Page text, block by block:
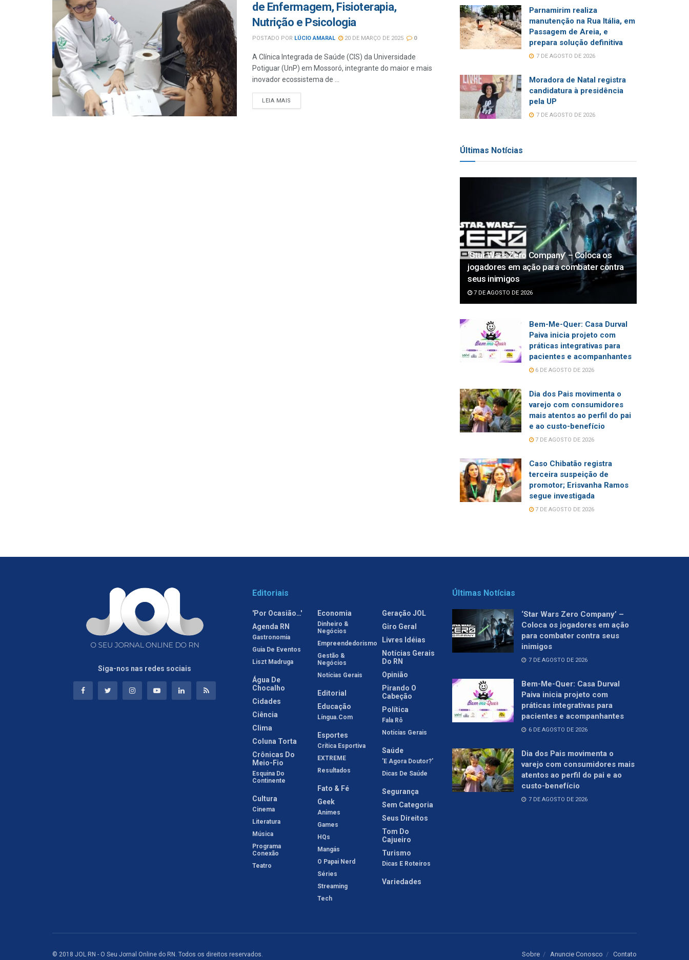
de Enfermagem, Fisioterapia,
Nutrição e Psicologia
POSTADO POR LÚCIO AMARAL 20 DE MARÇO DE 2025 0
A Clínica Integrada de Saúde (CIS) da Universidade
Potiguar (UnP) em Mossoró, integrante do maior e mais
inovador ecossistema de ...
LEIA MAIS
Parnamirim realiza
manutenção na Rua Itália, em
Passagem de Areia, e
prepara solução definitiva
7 DE AGOSTO DE 2026
Moradora de Natal registra
candidatura à presidência
pela UP
7 DE AGOSTO DE 2026
Últimas Notícias
‘Star Wars Zero Company’ – Coloca os
jogadores em ação para combater contra
seus inimigos
7 DE AGOSTO DE 2026
Bem-Me-Quer: Casa Durval
Paiva inicia projeto com
práticas integrativas para
pacientes e acompanhantes
6 DE AGOSTO DE 2026
Dia dos Pais movimenta o
varejo com consumidores
mais atentos ao perfil do pai
e ao custo-benefício
7 DE AGOSTO DE 2026
Caso Chibatão registra
terceira suspeição de
promotor; Erisvanha Ramos
segue investigada
7 DE AGOSTO DE 2026
Siga-nos nas redes sociais
Editoriais
'Por Ocasião…'
Agenda RN
Gastronomia
Guia De Eventos
Liszt Madruga
Água De
Chocalho
Cidades
Ciência
Clima
Coluna Torta
Crônicas Do
Meio-Fio
Esquina Do
Continente
Cultura
Cinema
Literatura
Música
Programa
Conexão
Teatro
Economia
Dinheiro &
Negócios
Empreendedorismo
Gestão &
Negócios
Notícias Gerais
Editorial
Educação
Língua.com
Esportes
Crítica Esportiva
EXTREME
Resultados
Fato & Fé
Geek
Animes
Games
HQs
Mangás
O Papai Nerd
Séries
Streaming
Tech
Geração JOL
Giro Geral
Livres Idéias
Notícias Gerais
Do RN
Opinião
Pirando O
Cabeção
Política
Fala Rô
Notícias Gerais
Saúde
'E Agora Doutor?'
Dicas De Saúde
Segurança
Sem Categoria
Seus Direitos
Tom Do
Cajueiro
Turismo
Dicas E Roteiros
Variedades
Últimas Notícias
‘Star Wars Zero Company’ –
Coloca os jogadores em ação
para combater contra seus
inimigos
7 DE AGOSTO DE 2026
Bem-Me-Quer: Casa Durval
Paiva inicia projeto com
práticas integrativas para
pacientes e acompanhantes
6 DE AGOSTO DE 2026
Dia dos Pais movimenta o
varejo com consumidores mais
atentos ao perfil do pai e ao
custo-benefício
7 DE AGOSTO DE 2026
Sobre Anuncie Conosco Contato
© 2018 JOL RN - O Seu Jornal Online do RN. Todos os direitos reservados.